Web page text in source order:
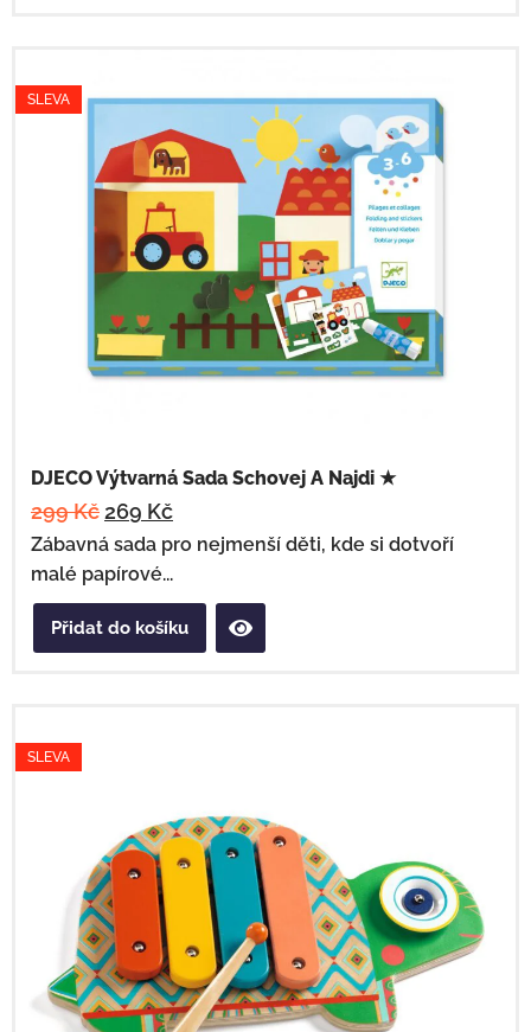
SLEVA
DJECO Výtvarná Sada Schovej A Najdi ★
299Kč269 Kč
Zábavná sada pro nejmenší děti, kde si dotvoří
malé papírové...
Přidat do košíku
SLEVA